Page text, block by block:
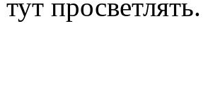
просветлять.